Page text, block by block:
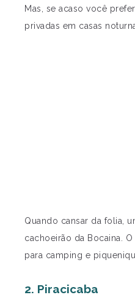
Mas, se acaso você
privadas em casas
Quando cansar da folia,
cachoeirão da Bocaina.
para camping e
2. Piracicaba